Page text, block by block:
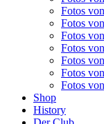
Fotos
Fotos
Fotos
Fotos
Fotos
Fotos
Fotos
Shop
History